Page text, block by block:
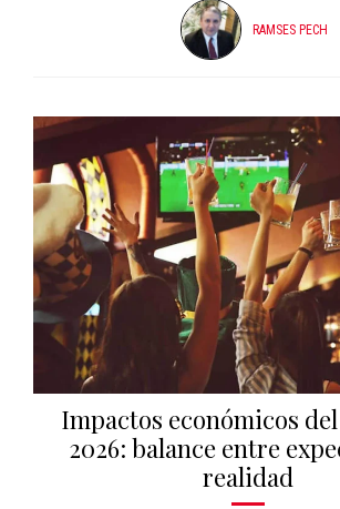
RAMSES PECH
Impactos económicos
2026: balance entre
realidad